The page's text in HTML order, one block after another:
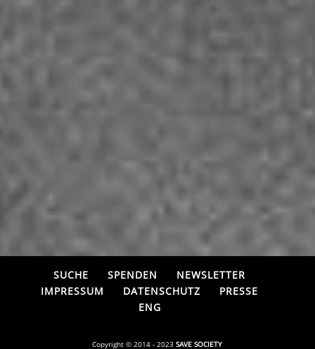
SUCHE SPENDEN
NEWSLETTER
IMPRESSUM
DATENSCHUTZ
PRESSE
ENG
Copyright © 2014 - 2023SAVE SOCIETY